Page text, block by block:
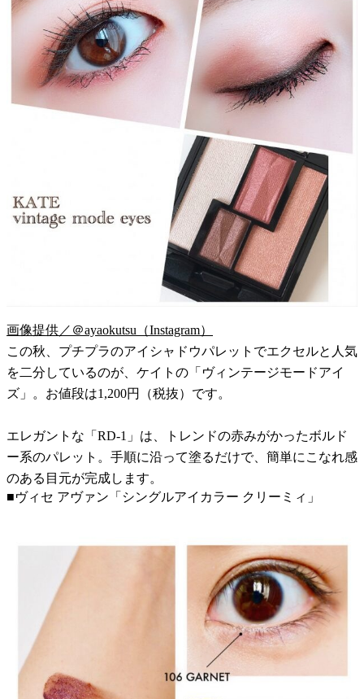
画像提供／＠ayaokutsu（Instagram）
この秋、プチプラのアイシャドウパレットでエクセルと人気
を二分しているのが、ケイトの「ヴィンテージモードアイ
ズ」。お値段は1,200円（税抜）です。
エレガントな「RD-1」は、トレンドの赤みがかったボルド
ー系のパレット。手順に沿って塗るだけで、簡単にこなれ感
のある目元が完成します。
■ヴィセ アヴァン「シングルアイカラー クリーミィ」